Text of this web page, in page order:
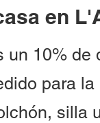
en
un 10%
para
silla